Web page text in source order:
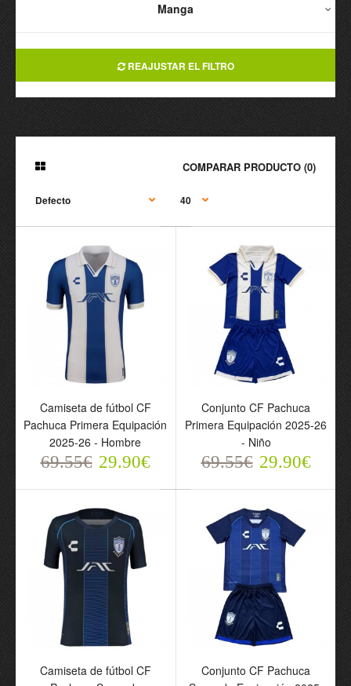
Manga
REAJUSTAR EL FILTRO
COMPARAR PRODUCTO (0)
Pachuca Primera
Equipación 2025-26 -
Hombre
69.55€ 29.90€
Primera Equipación
2025-26 - Niño
69.55€ 29.90€
Camiseta de fútbol CF
Pachuca Segunda
Equipación 2025-26 -
Camiseta de fútbol CF
Pachuca Primera Equipación
2025-26 - Hombre
69.55€ 29.90€
Conjunto CF Pachuca
Primera Equipación 2025-26
- Niño
69.55€ 29.90€
Camiseta de fútbol CF
Conjunto CF Pachuca